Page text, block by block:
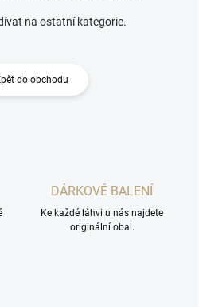
na ostatní kategorie.
do obchodu
DÁRKOVÉ BALENÍ
Ke každé láhvi u nás najdete
originální obal.